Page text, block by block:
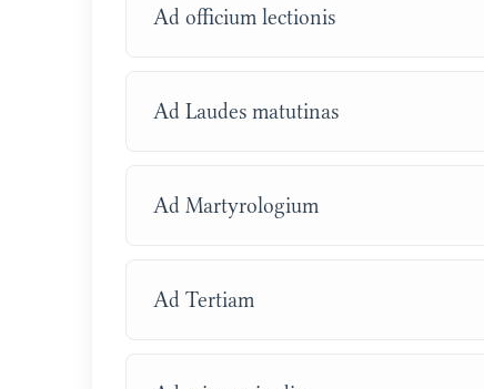
Ad officium lectionis
Ad Laudes matutinas
Ad Martyrologium
Ad Tertiam